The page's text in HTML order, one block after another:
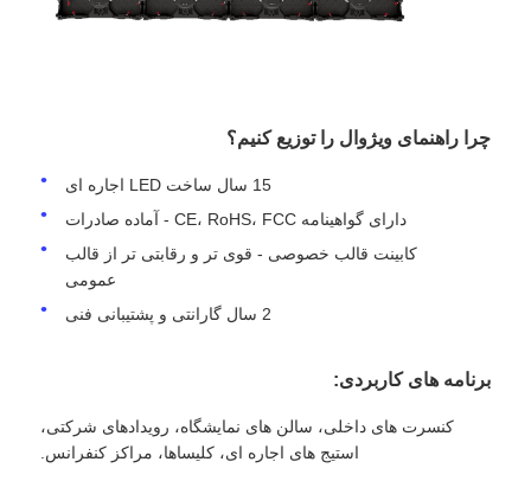
چرا راهنمای ویژوال را توزیع کنیم؟
15 سال ساخت LED اجاره ای
دارای گواهینامه CE، RoHS، FCC - آماده صادرات
کابینت قالب خصوصی - قوی تر و رقابتی تر از قالب
عمومی
2 سال گارانتی و پشتیبانی فنی
برنامه های کاربردی:
کنسرت های داخلی، سالن های نمایشگاه، رویدادهای شرکتی،
استیج های اجاره ای، کلیساها، مراکز کنفرانس.